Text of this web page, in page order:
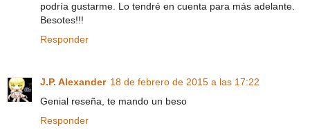
podría gustarme. Lo tendré en cuenta para más adelante.
Besotes!!!
Responder
J.P. Alexander 18 de febrero de 2015 a las 17:22
Genial reseña, te mando un beso
Responder